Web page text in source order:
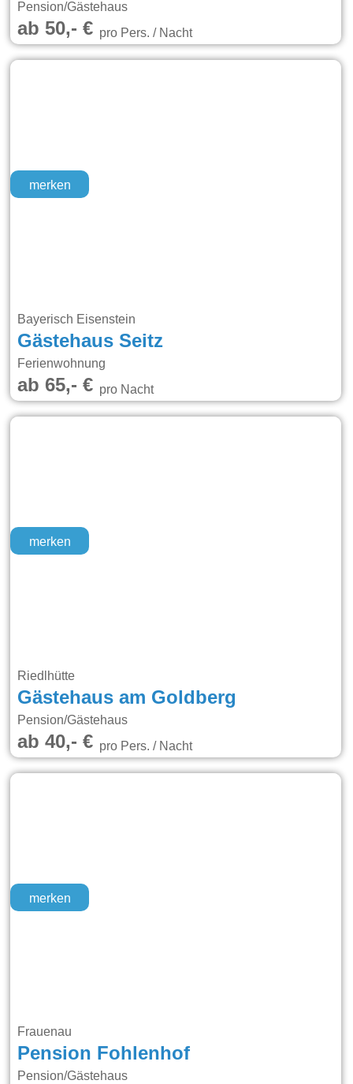
Pension/Gästehaus
ab 50,- €pro Pers. / Nacht
merken
Bayerisch Eisenstein
Gästehaus Seitz
Ferienwohnung
ab 65,- €pro Nacht
merken
Riedlhütte
Gästehaus am Goldberg
Pension/Gästehaus
ab 40,- €pro Pers. / Nacht
merken
Frauenau
Pension Fohlenhof
Pension/Gästehaus